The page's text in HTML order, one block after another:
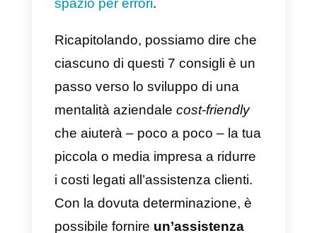
Attiva un forum per
aumentare l’engagement
con la tua community